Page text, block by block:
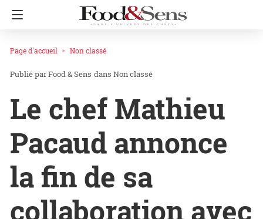
Page d'accueil Non classé
Food & Sens dans Non classé
Le chef Mathieu
Pacaud annonce
la fin de sa
collaboration avec